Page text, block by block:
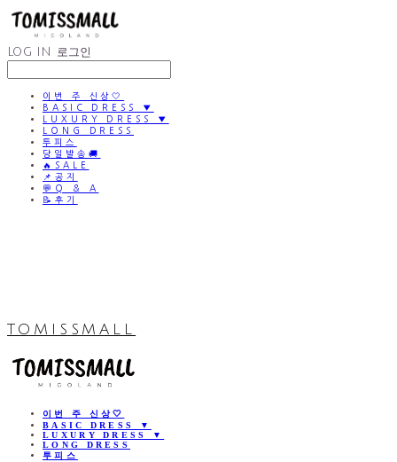
LOG IN 로그인
이번 주 신상🤍
BASIC DRESS ▼
LUXURY DRESS ▼
LONG DRESS
투피스
당일발송🚚
🔥SALE
📌공지
💬Q & A
📝후기
TOMISSMALL
이번 주 신상🤍
BASIC DRESS ▼
LUXURY DRESS ▼
LONG DRESS
투피스